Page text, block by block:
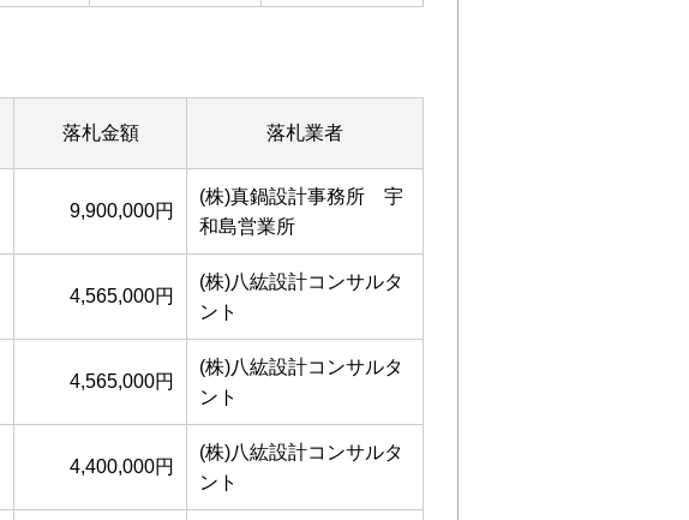
落札金額 落札業者
9,900,000円
(株)真鍋設計事務所 宇
和島営業所
4,565,000円
(株)八紘設計コンサルタ
ント
4,565,000円
(株)八紘設計コンサルタ
ント
4,400,000円
(株)八紘設計コンサルタ
ント